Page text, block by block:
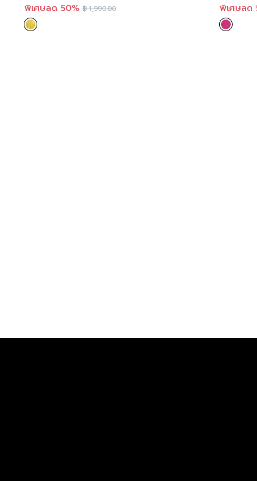
พิเศษลด 50% ฿1,990.00 พิเศษลด